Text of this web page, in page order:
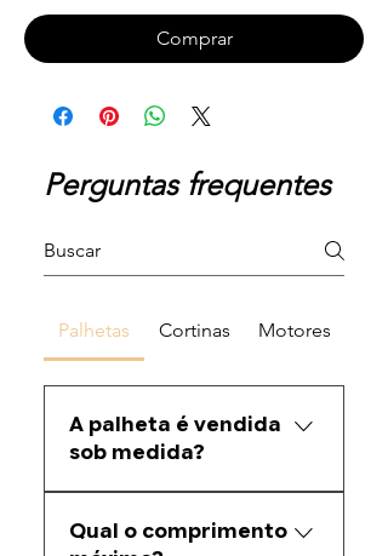
Comprar
Perguntas frequentes
Palhetas Cortinas Motores
A palheta é vendida
sob medida?
conforme a medida informada
Qual o comprimento